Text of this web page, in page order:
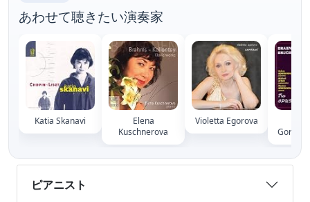
あわせて聴きたい演奏家
Katia Skanavi
Elena
Kuschnerova
Violetta Egorova
ピアニスト